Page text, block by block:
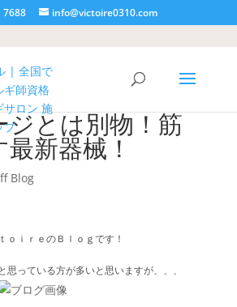
7688 info@victoire0310.com
ジとは別物！筋
新器械！
Blog
ｏｉｒｅのＢｌｏｇです！
思っている方が多いと思いますが、、、